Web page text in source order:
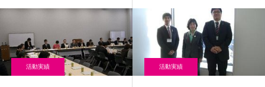
活動実績 活動実績